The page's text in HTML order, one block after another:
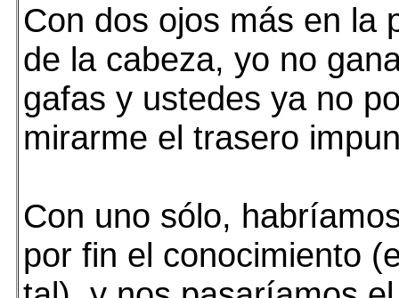
Con dos ojos más en la
de la cabeza, yo no
gafas y ustedes ya no
mirarme el trasero
Con uno sólo,
por fin el conocimiento